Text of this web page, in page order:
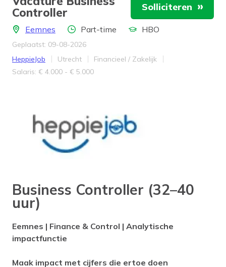
Controller Solliciteren
LocatieEemnes Aantal uren
Part-time Opleidingsniveau
HBO
Geplaatst: 09-08-2026
Bedrijf
HeppieJob Provincie
Utrecht Werkveld
Financieel / Zakelijk
Salaris
Salaris: € 4.000 - € 5.000
Business Controller (32–40
uur)
Eemnes | Finance & Control | Analytische
impactfunctie
Maak impact met cijfers die ertoe doen